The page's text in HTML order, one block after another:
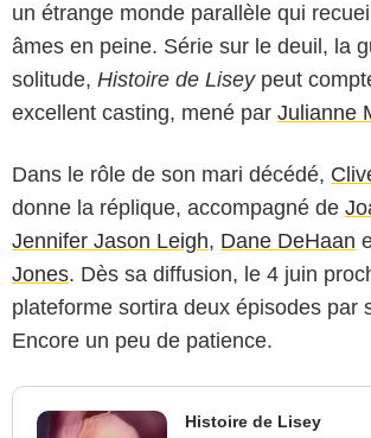
un étrange monde parallèle qui
âmes en peine. Série sur le deuil, la
solitude, Histoire de Liseypeut
excellent casting, mené par Julianne
Dans le rôle de son mari décédé,
donne la réplique, accompagné de
Jennifer Jason Leigh, Dane DeHaan
Jones. Dès sa diffusion, le 4 juin
plateforme sortira deux épisodes par
Encore un peu de patience.
Histoire de Lisey